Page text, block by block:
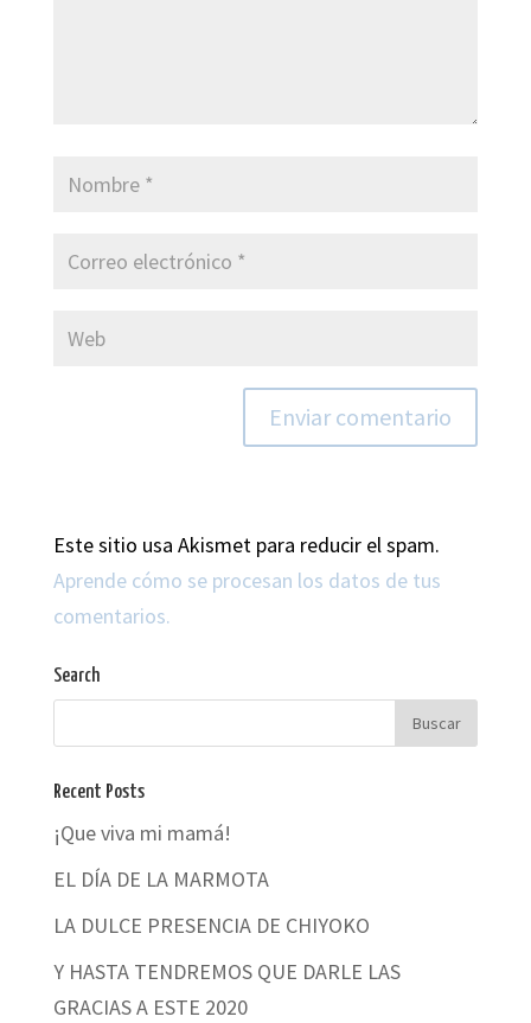
Este sitio usa Akismet para reducir el spam.
Aprende cómo se procesan los datos de tus
comentarios.
Search
Recent Posts
¡Que viva mi mamá!
EL DÍA DE LA MARMOTA
LA DULCE PRESENCIA DE CHIYOKO
Y HASTA TENDREMOS QUE DARLE LAS
GRACIAS A ESTE 2020